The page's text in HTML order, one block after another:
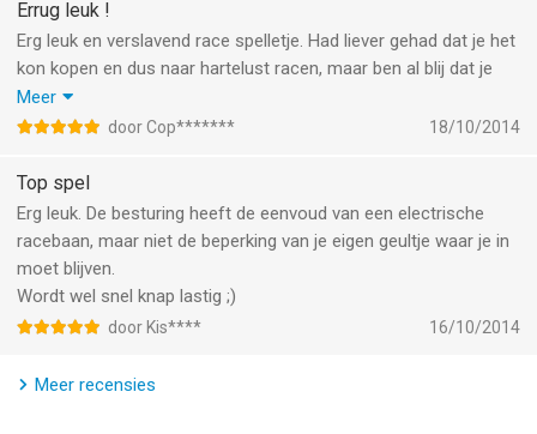
Errug leuk !
Erg leuk en verslavend race spelletje. Had liever gehad dat je het
kon kopen en dus naar hartelust racen, maar ben al blij dat je
extra credits krijgt om te racen als je een reclame filmpje bekijkt.
Of je moet een paar uur wachten, dan krijg je weer credits. Al
met leuke tegenstanders. Een aanrader !
Meer
door Cop******* 18/10/2014
Top spel
Erg leuk. De besturing heeft de eenvoud van een electrische
racebaan, maar niet de beperking van je eigen geultje waar je in
moet blijven.
Wordt wel snel knap lastig ;)
door Kis**** 16/10/2014
Meer recensies